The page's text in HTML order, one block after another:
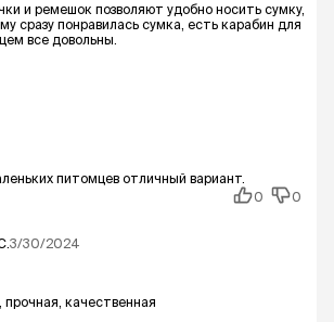
и ремешок позволяют удобно носить сумку,
сразу понравилась сумка, есть карабин для
все довольны.
питомцев отличный вариант.
0
0
3/30/2024
качественная